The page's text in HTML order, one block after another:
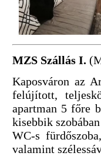
MZS Szállás I.
Kaposváron az
felújított,
apartman 5 főre
kisebbik
WC-s
valamint